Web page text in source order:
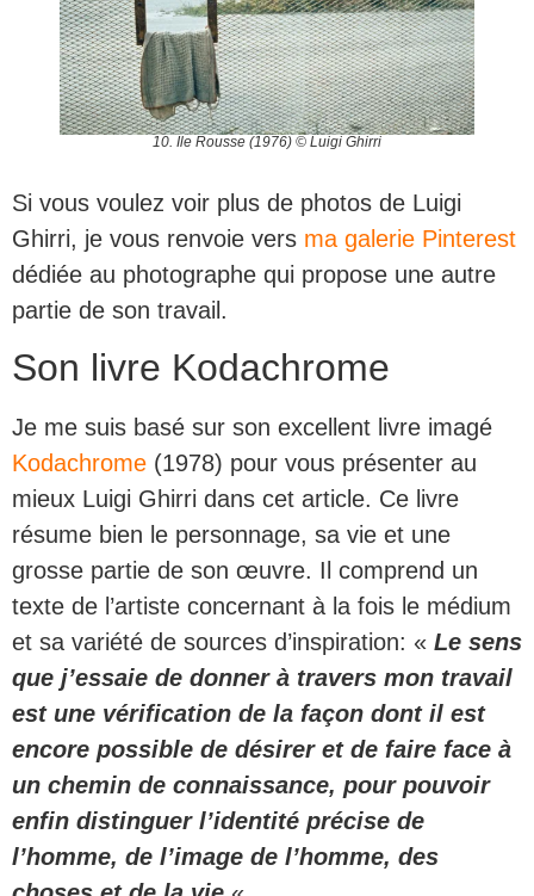
10. Ile Rousse (1976) © Luigi Ghirri
Si vous voulez voir plus de photos de Luigi
Ghirri, je vous renvoie vers ma galerie Pinterest
dédiée au photographe qui propose une autre
partie de son travail.
Son livre Kodachrome
Je me suis basé sur son excellent livre imagé
Kodachrome (1978) pour vous présenter au
mieux Luigi Ghirri dans cet article. Ce livre
résume bien le personnage, sa vie et une
grosse partie de son œuvre. Il comprend un
texte de l’artiste concernant à la fois le médium
et sa variété de sources d’inspiration: « Le sens
que j’essaie de donner à travers mon travail
est une vérification de la façon dont il est
encore possible de désirer et de faire face à
un chemin de connaissance, pour pouvoir
enfin distinguer l’identité précise de
l’homme, de l’image de l’homme, des